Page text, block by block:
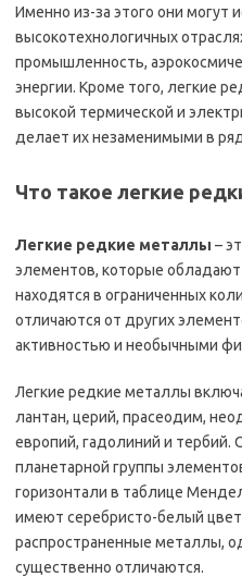
Именно из-за этого они могут
высокотехнологичных
промышленность,
энергии. Кроме того, легкие
высокой термической и
делает их незаменимыми в
Что такое легкие
Легкие редкие металлы –
элементов, которые
находятся в ограниченных
отличаются от других
активностью и необычными
Легкие редкие металлы
лантан, церий, прасеодим,
европий, гадолиний и тербий.
планетарной группы
горизонтали в таблице
имеют серебристо-белый
распространенные металлы,
существенно отличаются.